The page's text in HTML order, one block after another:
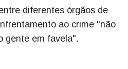
diferentes órgãos de
ao crime "não
gente em favela".